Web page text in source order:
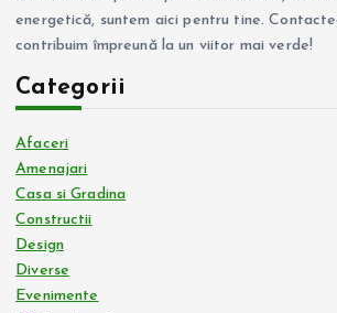
energetică, suntem aici pentru tine.
contribuim împreună la un viitor mai verde!
Categorii
Afaceri
Amenajari
Casa si Gradina
Constructii
Design
Diverse
Evenimente